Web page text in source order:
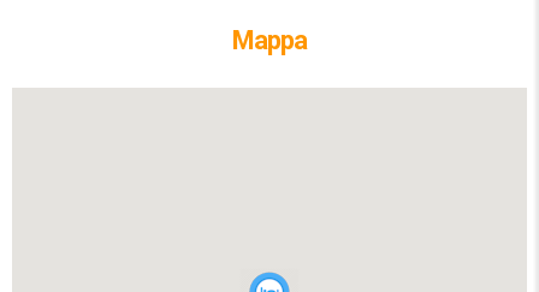
Mappa